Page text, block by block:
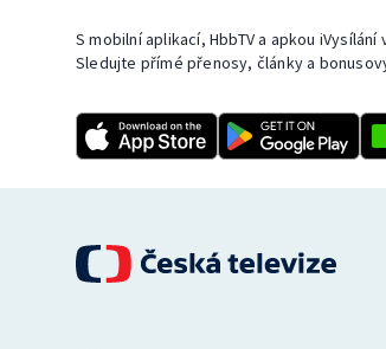
S mobilní aplikací, HbbTV a apkou
Sledujte přímé přenosy, články a